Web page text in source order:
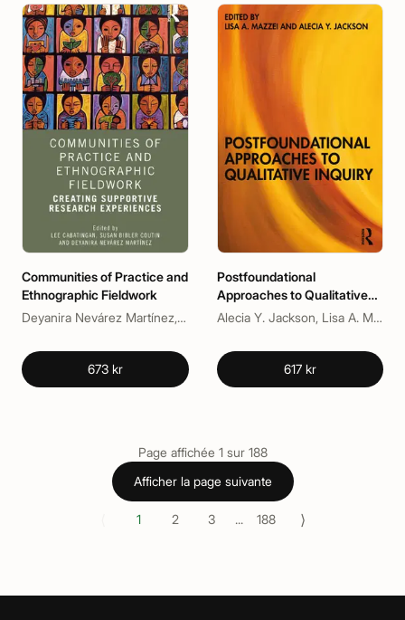
Communities of Practice and
Ethnographic Fieldwork
Deyanira Nevárez Martínez, Lee Cabatingan, Susan Bibler Coutin
673 kr
Postfoundational
Approaches to Qualitative
Inquiry
Alecia Y. Jackson, Lisa A. Mazzei
617 kr
Page affichée 1 sur 188
Afficher la page suivante
1 2 3 ... 188 ⟩